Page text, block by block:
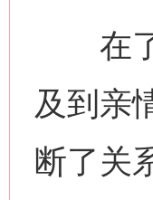
在了
及到亲
断了关